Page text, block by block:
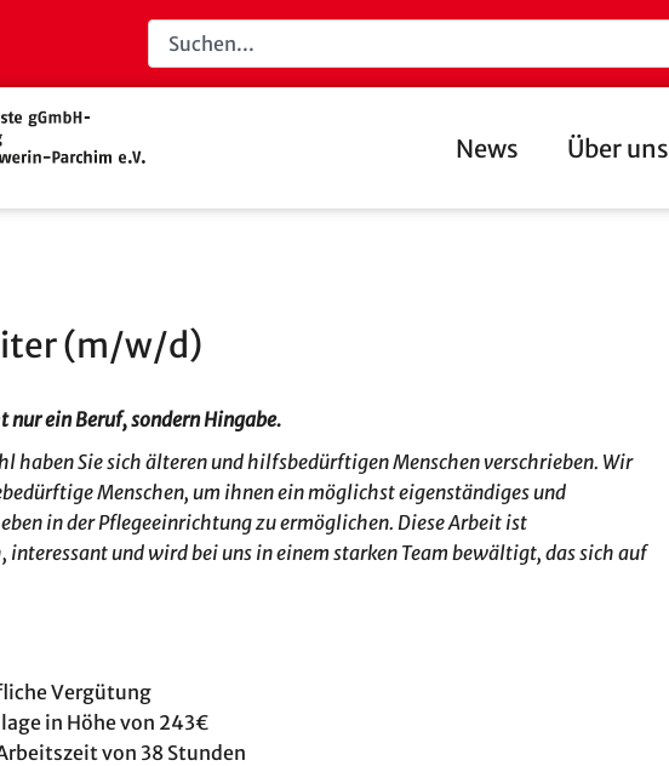
News Über uns
(m/w/d)
ein Beruf, sondern Hingabe.
haben Sie sich älteren und hilfsbedürftigen Menschen verschrieben. Wir
Menschen, um ihnen ein möglichst eigenständiges und
in der Pflegeeinrichtung zu ermöglichen. Diese Arbeit ist
interessant und wird bei uns in einem starken Team bewältigt, das sich auf
Vergütung
in Höhe von 243€
von 38 Stunden